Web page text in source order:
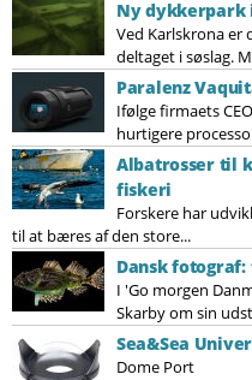
Ny dykkerpark
Ved Karlskrona er
deltaget i søslag.
Paralenz
Ifølge firmaets
hurtigere
Albatrosser til
fiskeri
Forskere har
til at bæres af den store...
Dansk
I 'Go morgen
Skarby om sin
Sea&Sea
Dome Port